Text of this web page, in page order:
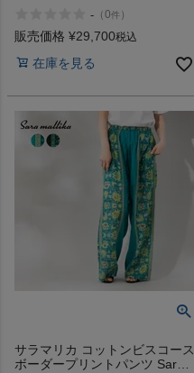
CLIMBERS HANDKNIT
- （0件 ）
販売価格 ¥29,700税込
在庫を見る
サラマリカ コットンビスコース
ボーダープリントパンツ Sara